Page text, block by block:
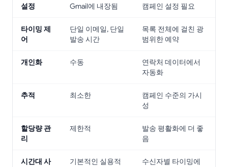
설정 Gmail에 내장됨 캠페인 설정 필요
타이밍 제
어
단일 이메일, 단일
발송 시간
목록 전체에 걸친 광
범위한 예약
개인화 수동
연락처 데이터에서
자동화
추적 최소한
캠페인 수준의 가시
성
할당량 관
리
제한적
발송 평활화에 더 좋
음
시간대 사
기본적인 실용적
수신자별 타이밍에